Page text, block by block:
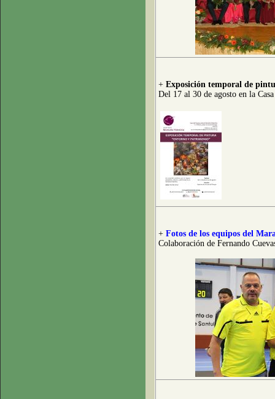
+ Exposición temporal de
Del 17 al 30 de agosto en la
+ Fotos de los equipos del
Colaboración de Fernando